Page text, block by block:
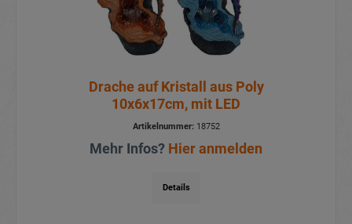
Drache auf Kristall aus Poly
10x6x17cm, mit LED
Artikelnummer:18752
Mehr Infos? Hier anmelden
Details